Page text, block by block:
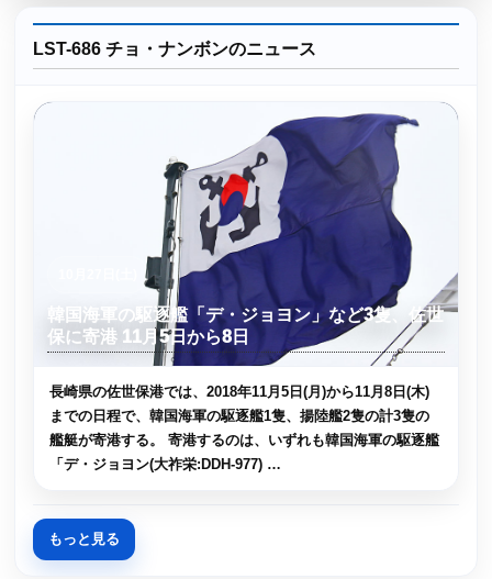
LST-686 チョ・ナンボンのニュース
韓国海軍の駆逐艦「デ・ジョヨン」など3隻、佐世
保に寄港 11月5日から8日
長崎県の佐世保港では、2018年11月5日(月)から11月8日(木)
までの日程で、韓国海軍の駆逐艦1隻、揚陸艦2隻の計3隻の
艦艇が寄港する。 寄港するのは、いずれも韓国海軍の駆逐艦
「デ・ジョヨン(大祚栄:DDH-977) …
もっと見る